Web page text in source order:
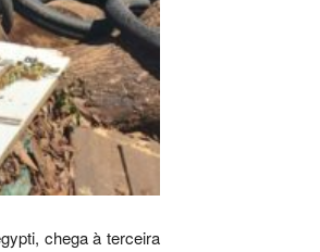
chega à terceira